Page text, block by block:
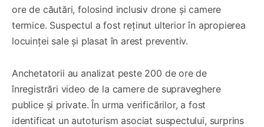
ore de căutări, folosind inclusiv drone și camere
termice. Suspectul a fost reținut ulterior în apropierea
locuinței sale și plasat în arest preventiv.
Anchetatorii au analizat peste 200 de ore de
înregistrări video de la camere de supraveghere
publice și private. În urma verificărilor, a fost
identificat un autoturism asociat suspectului, surprins